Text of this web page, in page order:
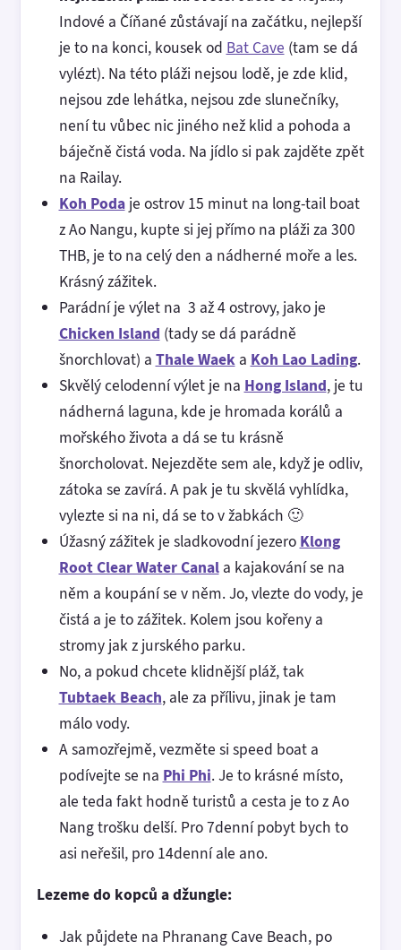
Indové a Číňané zůstávají na začátku, nejlepší
je to na konci, kousek od Bat Cave (tam se dá
vylézt). Na této pláži nejsou lodě, je zde klid,
nejsou zde lehátka, nejsou zde slunečníky,
není tu vůbec nic jiného než klid a pohoda a
báječně čistá voda. Na jídlo si pak zajděte zpět
na Railay.
Koh Podaje ostrov 15 minut na long-tail boat
z Ao Nangu, kupte si jej přímo na pláži za 300
THB, je to na celý den a nádherné moře a les.
Krásný zážitek.
Parádní je výlet na 3 až 4 ostrovy, jako je
Chicken Island (tady se dá parádně
šnorchlovat) a Thale Waeka Koh Lao Lading.
Skvělý celodenní výlet je na Hong Island, je tu
nádherná laguna, kde je hromada korálů a
mořského života a dá se tu krásně
šnorcholovat. Nejezděte sem ale, když je odliv,
zátoka se zavírá. A pak je tu skvělá vyhlídka,
vylezte si na ni, dá se to v žabkách 🙂
Úžasný zážitek je sladkovodní jezero Klong
Root Clear Water Canala kajakování se na
něm a koupání se v něm. Jo, vlezte do vody, je
čistá a je to zážitek. Kolem jsou kořeny a
stromy jak z jurského parku.
No, a pokud chcete klidnější pláž, tak
Tubtaek Beach, ale za přílivu, jinak je tam
málo vody.
A samozřejmě, vezměte si speed boat a
podívejte se na Phi Phi. Je to krásné místo,
ale teda fakt hodně turistů a cesta je to z Ao
Nang trošku delší. Pro 7denní pobyt bych to
asi neřešil, pro 14denní ale ano.
Lezeme do kopců a džungle:
Jak půjdete na Phranang Cave Beach, po